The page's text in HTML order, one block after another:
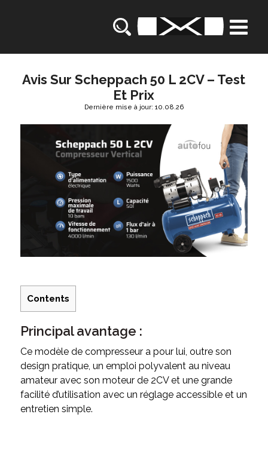
Avis Sur Scheppach 50 L 2CV – Test
Et Prix
Dernière mise à jour: 10.08.26
Contents
Principal avantage :
Ce modèle de compresseur a pour lui, outre son
design pratique, un emploi polyvalent au niveau
amateur avec son moteur de 2CV et une grande
facilité d’utilisation avec un réglage accessible et un
entretien simple.